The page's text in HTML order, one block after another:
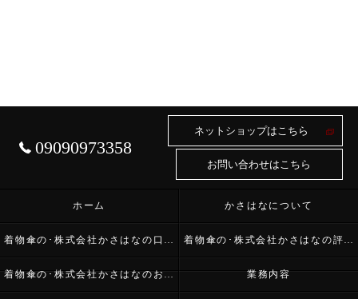
09090973358
ネットショップはこちら
お問い合わせはこちら
ホーム かさはなについて
着物傘の･株式会社かさはなの口コミ情報 着物傘の･株式会社かさはなの評判
着物傘の･株式会社かさはなのお客様の声 業務内容